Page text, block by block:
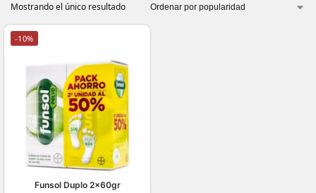
Mostrando el único resultado
-10%
Funsol Duplo 2x60gr